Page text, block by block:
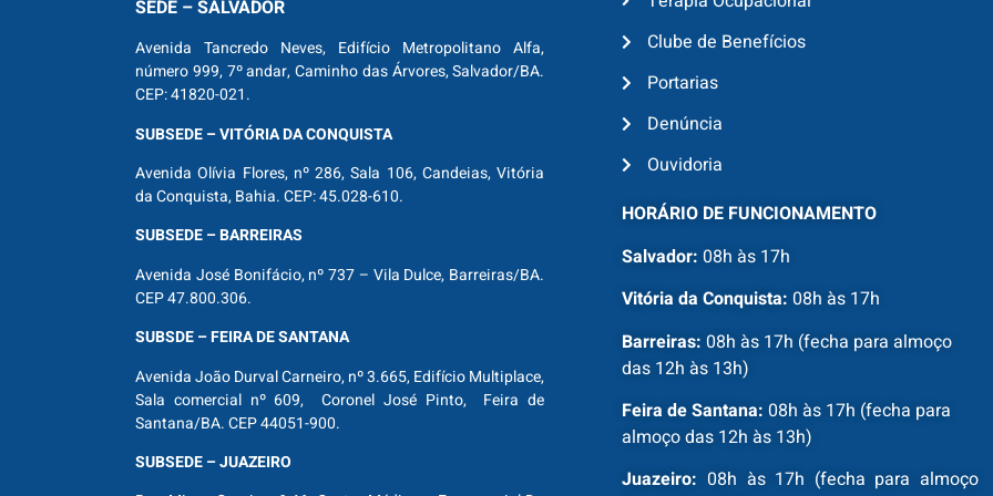
SEDE – SALVADOR
Avenida Tancredo Neves, Edifício Metropolitano Alfa,
número 999, 7º andar, Caminho das Árvores, Salvador/BA.
CEP: 41820-021.
SUBSEDE – VITÓRIA DA CONQUISTA
Avenida Olívia Flores, nº 286, Sala 106, Candeias, Vitória
da Conquista, Bahia. CEP: 45.028-610.
SUBSEDE – BARREIRAS
Avenida José Bonifácio, nº 737 – Vila Dulce, Barreiras/BA.
CEP 47.800.306.
SUBSDE – FEIRA DE SANTANA
Avenida João Durval Carneiro, nº 3.665, Edifício Multiplace,
Sala comercial nº 609, Coronel José Pinto, Feira de
Santana/BA. CEP 44051-900.
SUBSEDE – JUAZEIRO
Clube de Benefícios
Portarias
Denúncia
Ouvidoria
HORÁRIO DE FUNCIONAMENTO
Salvador: 08h às 17h
Vitória da Conquista: 08h às 17h
Barreiras: 08h às 17h (fecha para almoço
das 12h às 13h)
Feira de Santana: 08h às 17h (fecha para
almoço das 12h às 13h)
Juazeiro: 08h às 17h (fecha para almoço